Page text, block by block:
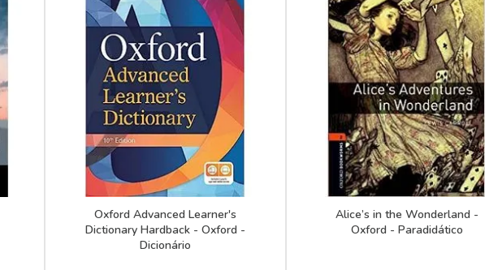
Oxford Advanced Learner's
Dictionary Hardback - Oxford -
Dicionário
Alice’s in the Wonderland -
Oxford - Paradidático